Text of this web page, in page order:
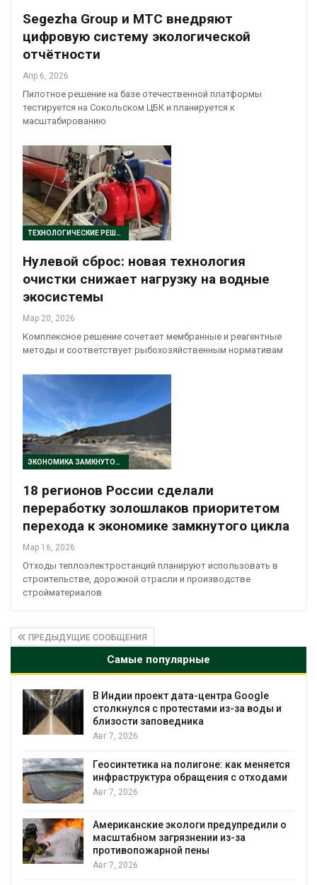
Segezha Group и МТС внедряют
цифровую систему экологической
отчётности
Апр 6, 2026
Пилотное решение на базе отечественной платформы
тестируется на Сокольском ЦБК и планируется к
масштабированию
ТЕХНОЛОГИЧЕСКИЕ РЕШЕНИЯ
Нулевой сброс: новая технология
очистки снижает нагрузку на водные
экосистемы
Мар 20, 2026
Комплексное решение сочетает мембранные и реагентные
методы и соответствует рыбохозяйственным нормативам
ЭКОНОМИКА ЗАМКНУТОГО ЦИКЛА
18 регионов России сделали
переработку золошлаков приоритетом
перехода к экономике замкнутого цикла
Мар 16, 2026
Отходы теплоэлектростанций планируют использовать в
строительстве, дорожной отрасли и производстве
стройматериалов
ПРЕДЫДУЩИЕ СООБЩЕНИЯ
Самые популярные
Дождевая вода с крыш может помочь
городам переживать жару
Авг 7, 2026
строительство мусорных объектов и
уборку контейнерных площадок
Авг 7, 2026
Панамский канал вновь ограничивает
загрузку судов из-за дефицита пресной
воды
Авг 6, 2026